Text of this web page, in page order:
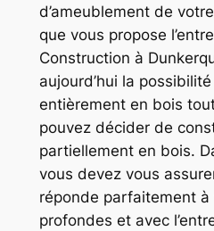
d’ameublement de
que vous propose
Construction à
aujourd’hui la
entièrement en bois
pouvez décider de
partiellement en bois.
vous devez vous
réponde parfaitement à
profondes et avec